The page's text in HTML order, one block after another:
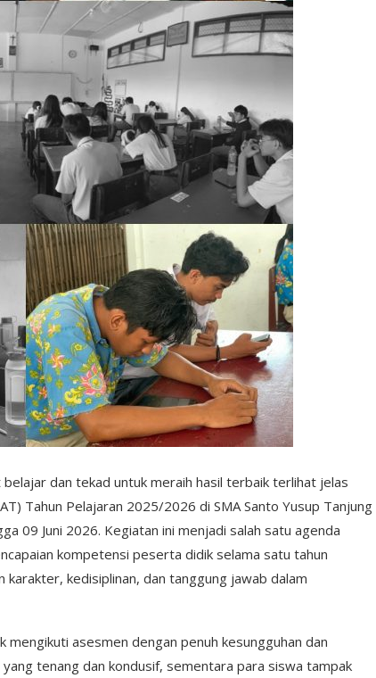
belajar dan tekad untuk meraih hasil terbaik terlihat jelas
Tahun Pelajaran 2025/2026 di SMA Santo Yusup Tanjung
09 Juni 2026. Kegiatan ini menjadi salah satu agenda
kompetensi peserta didik selama satu tahun
kedisiplinan, dan tanggung jawab dalam
asesmen dengan penuh kesungguhan dan
tenang dan kondusif, sementara para siswa tampak